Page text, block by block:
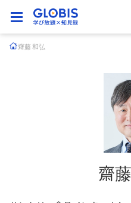
齋藤 和弘
齋